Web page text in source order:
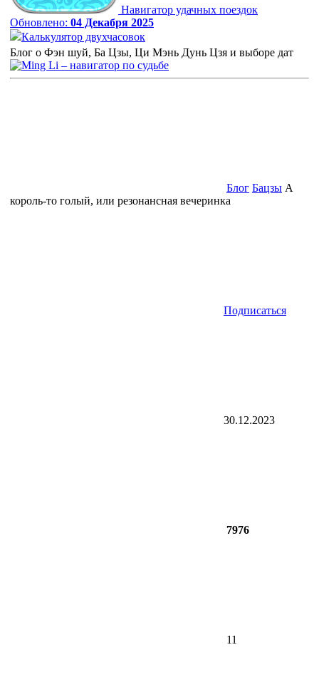
Навигатор удачных поездок
Обновлено: 04 Декабря 2025
Калькулятор двухчасовок
Блог о Фэн шуй, Ба Цзы, Ци Мэнь Дунь Цзя и выборе дат
Блог Бацзы А
король-то голый, или резонансная вечеринка
Подписаться
30.12.2023
7976
11